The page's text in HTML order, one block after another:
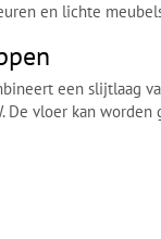
en lichte
een slijtlaag
De vloer kan